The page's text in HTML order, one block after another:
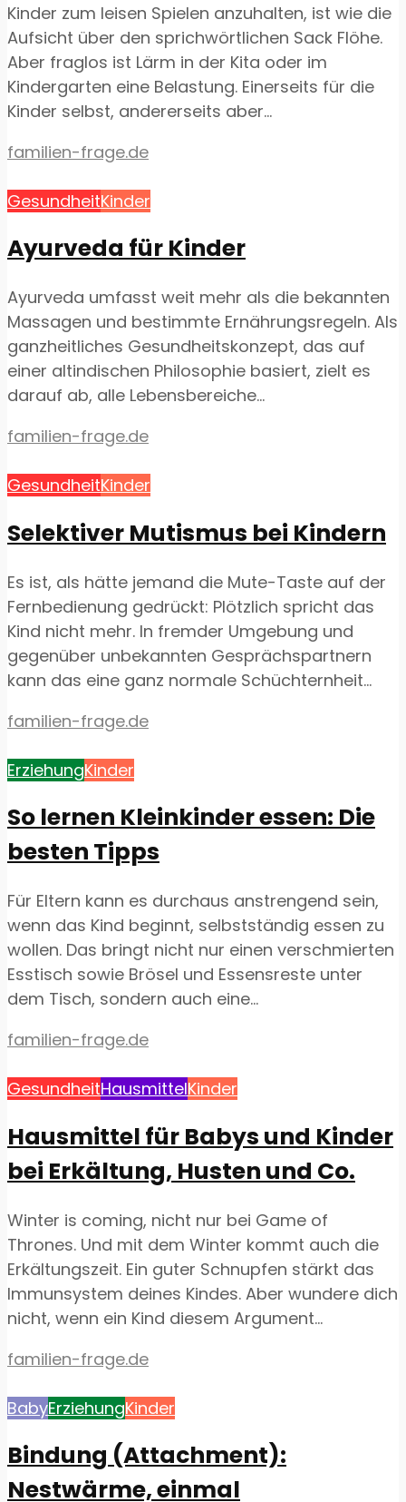
Kinder zum leisen Spielen anzuhalten, ist wie die
Aufsicht über den sprichwörtlichen Sack Flöhe.
Aber fraglos ist Lärm in der Kita oder im
Kindergarten eine Belastung. Einerseits für die
Kinder selbst, andererseits aber...
familien-frage.de
GesundheitKinder
Ayurveda für Kinder
Ayurveda umfasst weit mehr als die bekannten
Massagen und bestimmte Ernährungsregeln. Als
ganzheitliches Gesundheitskonzept, das auf
einer altindischen Philosophie basiert, zielt es
darauf ab, alle Lebensbereiche...
familien-frage.de
GesundheitKinder
Selektiver Mutismus bei Kindern
Es ist, als hätte jemand die Mute-Taste auf der
Fernbedienung gedrückt: Plötzlich spricht das
Kind nicht mehr. In fremder Umgebung und
gegenüber unbekannten Gesprächspartnern
kann das eine ganz normale Schüchternheit...
familien-frage.de
ErziehungKinder
So lernen Kleinkinder essen: Die
besten Tipps
Für Eltern kann es durchaus anstrengend sein,
wenn das Kind beginnt, selbstständig essen zu
wollen. Das bringt nicht nur einen verschmierten
Esstisch sowie Brösel und Essensreste unter
dem Tisch, sondern auch eine...
familien-frage.de
GesundheitHausmittelKinder
Hausmittel für Babys und Kinder
bei Erkältung, Husten und Co.
Winter is coming, nicht nur bei Game of
Thrones. Und mit dem Winter kommt auch die
Erkältungszeit. Ein guter Schnupfen stärkt das
Immunsystem deines Kindes. Aber wundere dich
nicht, wenn ein Kind diesem Argument...
familien-frage.de
BabyErziehungKinder
Bindung (Attachment):
Nestwärme, einmal